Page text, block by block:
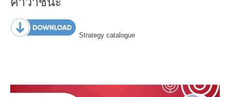
Strategy catalogue